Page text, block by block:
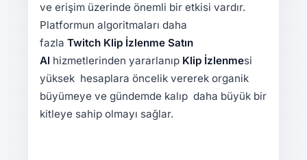
ve erişim üzerinde önemli bir etkisi vardır.
Platformun algoritmaları daha
fazla Twitch Klip İzlenme Satın
Al hizmetlerinden yararlanıp Klip İzlenmesi
yüksek hesaplara öncelik vererek organik
büyümeye ve gündemde kalıp daha büyük bir
kitleye sahip olmayı sağlar.